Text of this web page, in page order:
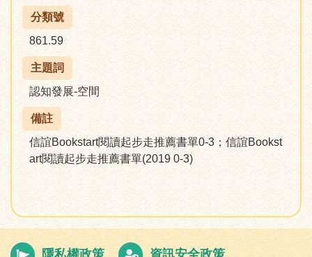
分類號
861.59
主題詞
認知發展-空間
備註
信誼Bookstart閱讀起步走推薦書單0-3；信誼Bookst
art閱讀起步走推薦書單(2019 0-3)
隱私權政策 資訊安全政策